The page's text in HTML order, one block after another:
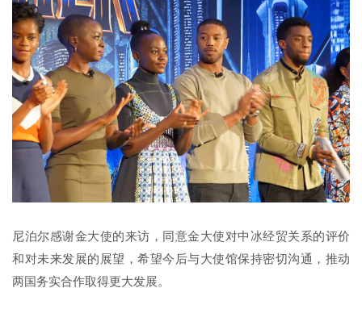
尼泊尔感谢金大使的来访，同意金大使对中冰经贸关系的评价
和对未来发展的展望，希望今后与大使馆保持密切沟通，推动
两国务实合作取得更大发展。